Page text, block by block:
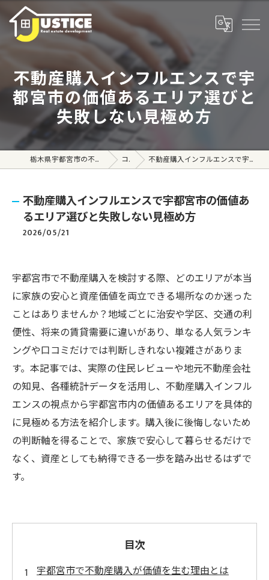
不動産購入インフルエンスで宇
都宮市の価値あるエリア選びと
失敗しない見極め方
栃木県宇都宮市の不動産売買なら株式会社ジャスティス コラム 不動産購入インフルエンスで宇都宮市の価値あるエリア選びと失敗しない見極め方
不動産購入インフルエンスで宇都宮市の価値あ
るエリア選びと失敗しない見極め方
2026/05/21
宇都宮市で不動産購入を検討する際、どのエリアが本当
に家族の安心と資産価値を両立できる場所なのか迷った
ことはありませんか？地域ごとに治安や学区、交通の利
便性、将来の賃貸需要に違いがあり、単なる人気ランキ
ングや口コミだけでは判断しきれない複雑さがありま
す。本記事では、実際の住民レビューや地元不動産会社
の知見、各種統計データを活用し、不動産購入インフル
エンスの視点から宇都宮市内の価値あるエリアを具体的
に見極める方法を紹介します。購入後に後悔しないため
の判断軸を得ることで、家族で安心して暮らせるだけで
なく、資産としても納得できる一歩を踏み出せるはずで
す。
目次
宇都宮市で不動産購入が価値を生む理由とは